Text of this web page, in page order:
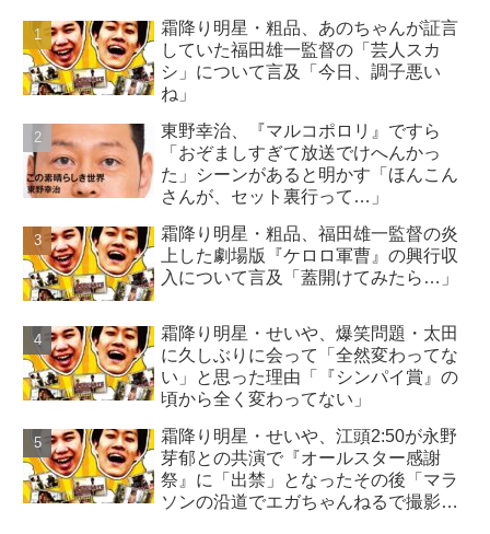
霜降り明星・粗品、あのちゃんが証言
していた福田雄一監督の「芸人スカ
シ」について言及「今日、調子悪い
ね」
東野幸治、『マルコポロリ』ですら
「おぞましすぎて放送でけへんかっ
た」シーンがあると明かす「ほんこん
さんが、セット裏行って…」
霜降り明星・粗品、福田雄一監督の炎
上した劇場版『ケロロ軍曹』の興行収
入について言及「蓋開けてみたら…」
霜降り明星・せいや、爆笑問題・太田
に久しぶりに会って「全然変わってな
い」と思った理由「『シンパイ賞』の
頃から全く変わってない」
霜降り明星・せいや、江頭2:50が永野
芽郁との共演で『オールスター感謝
祭』に「出禁」となったその後「マラ
ソンの沿道でエガちゃんねるで撮影